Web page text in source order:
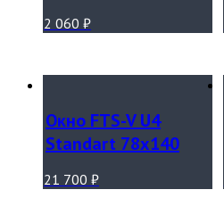
2 060 ₽
Окно FTS-V U4
Standart 78х140
21 700 ₽